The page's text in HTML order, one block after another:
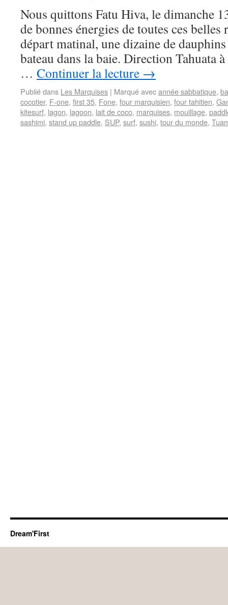
Nous quittons Fatu Hiva, le dimanche
de bonnes énergies de toutes ces
départ matinal, une dizaine de
bateau dans la baie. Direction Tahuata
… Continuer la lecture →
Publié dans Les Marquises | Marqué avecannée sabbatique,
cocotier, F-one, first 35, Fone, four marquisien, four tahitien,
kitesurf, lagon, lagoon, lait de coco, marquises, mouillage,
sashimi, stand up paddle, SUP, surf, sushi, tour du monde,
Dream'First